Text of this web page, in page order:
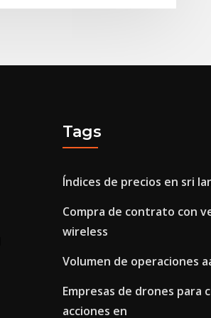
Tags
Índices de precios en sri
Compra de contrato con
wireless
Volumen de operaciones
Empresas de drones para
acciones en